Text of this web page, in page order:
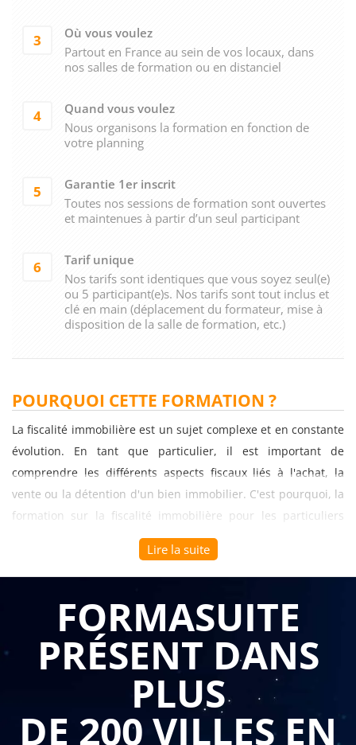
3
Où vous voulez
Partout en France au sein de vos locaux, dans
nos salles de formation ou en distanciel
4
Quand vous voulez
Nous organisons la formation en fonction de
votre planning
5
Garantie 1er inscrit
Toutes nos sessions de formation sont ouvertes
et maintenues à partir d’un seul participant
6
Tarif unique
Nos tarifs sont identiques que vous soyez seul(e)
ou 5 participant(e)s. Nos tarifs sont tout inclus et
clé en main (déplacement du formateur, mise à
disposition de la salle de formation, etc.)
POURQUOI CETTE FORMATION ?
La fiscalité immobilière est un sujet complexe et en constante
évolution. En tant que particulier, il est important de
comprendre les différents aspects fiscaux liés à l'achat, la
vente ou la détention d'un bien immobilier. C'est pourquoi, la
formation sur la fiscalité immobilière pour les particuliers
peut être d'un grand intérêt pour vous.
Cette formation vous permettra tout d'abord de comprendre
apprendrez ainsi les différentes taxes et impôts applicables
lors de l'achat, la détention et la vente d'un bien immobilier.
Vous verrez également comment optimiser votre fiscalité en
utilisant les différents outils fiscaux disponibles.
Vous pourrez également approfondir vos connaissances sur
les dispositifs fiscaux destinés à l'immobilier. Parmi eux, on
Lire la suite
FORMASUITE
PRÉSENT DANS
PLUS
DE 200 VILLES EN